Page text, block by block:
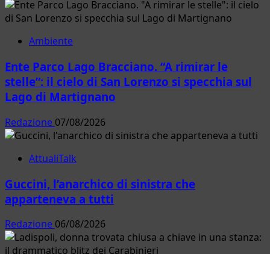
Ambiente
Ente Parco Lago Bracciano. “A rimirar le
stelle”: il cielo di San Lorenzo si specchia sul
Lago di Martignano
Redazione 07/08/2026
AttualiTalk
Guccini, l’anarchico di sinistra che
apparteneva a tutti
Redazione 06/08/2026